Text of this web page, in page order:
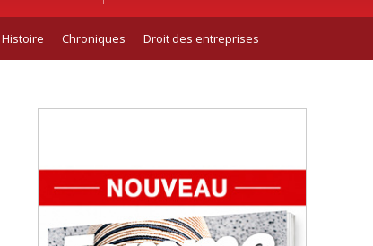
Histoire Chroniques Droit des entreprises